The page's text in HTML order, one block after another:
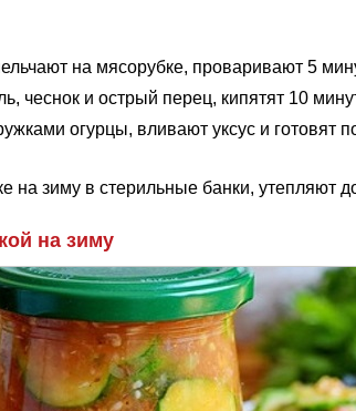
на мясорубке, проваривают 5
чеснок и острый перец, кипятят 10
огурцы, вливают уксус и готовят
на зиму в стерильные банки, утепляют
на зиму